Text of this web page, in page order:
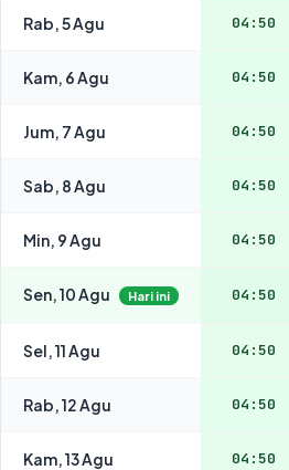
Rab, 5 Agu 04:50
Kam, 6 Agu 04:50
Jum, 7 Agu 04:50
Sab, 8 Agu 04:50
Min, 9 Agu 04:50
Sen, 10 Agu Hari ini 04:50
Sel, 11 Agu 04:50
Rab, 12 Agu 04:50
Kam, 13 Agu 04:50